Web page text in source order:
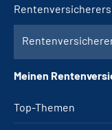
Top-Themen
Meinen